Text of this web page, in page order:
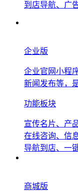
到店导航、广
企业版
企业官网小程
新闻发布等，
功能板块
宣传名片、产
在线咨询、信
导航到店、一
商城版